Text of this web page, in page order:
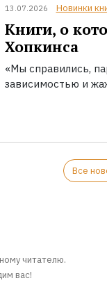
13.07.2026 Новинки
Книги, о
Хопкинса
«Мы справились,
зависимостью и
Все
читателю.
вас!